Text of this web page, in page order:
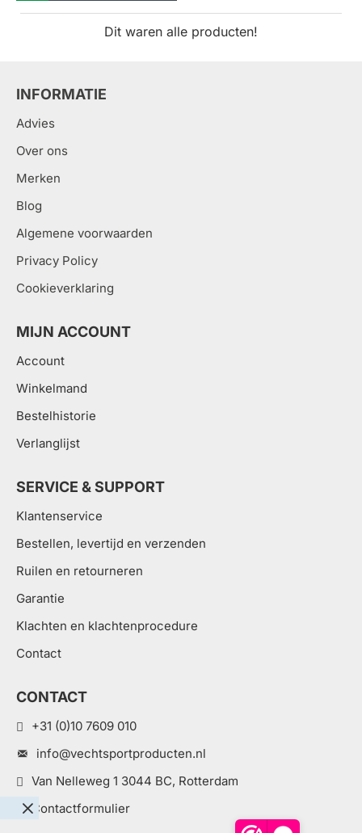
Dit waren alle producten!
INFORMATIE
Advies
Over ons
Merken
Blog
Algemene voorwaarden
Privacy Policy
Cookieverklaring
MIJN ACCOUNT
Account
Winkelmand
Bestelhistorie
Verlanglijst
SERVICE & SUPPORT
Klantenservice
Bestellen, levertijd en verzenden
Ruilen en retourneren
Garantie
Klachten en klachtenprocedure
Contact
CONTACT
+31 (0)10 7609 010
info@vechtsportproducten.nl
Van Nelleweg 1 3044 BC, Rotterdam
Contactformulier